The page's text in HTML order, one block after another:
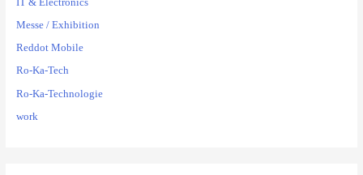
IT & Electronics
Messe / Exhibition
Reddot Mobile
Ro-Ka-Tech
Ro-Ka-Technologie
work